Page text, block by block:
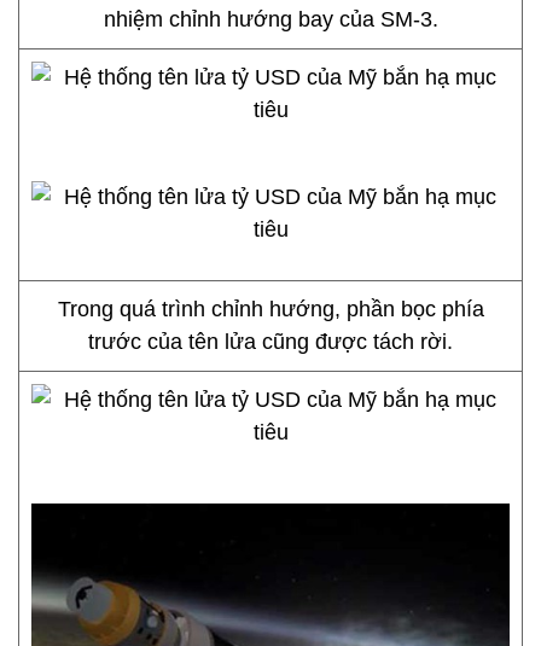
nhiệm chỉnh hướng bay của SM-3.
Trong quá trình chỉnh hướng, phần bọc phía
trước của tên lửa cũng được tách rời.